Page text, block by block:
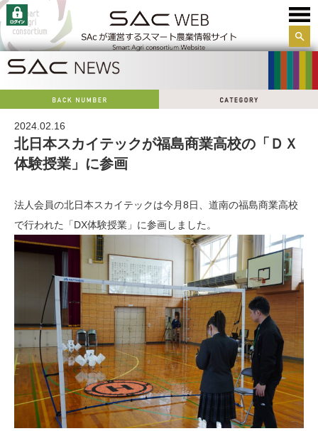
サイ
2024.02.16
北日本スカイテックが福島商業高校の「ＤＸ
体験授業」に参画
法人会員の北日本スカイテックは今月8日、道南の福島商業高校
で行われた「DX体験授業」に参画しました。